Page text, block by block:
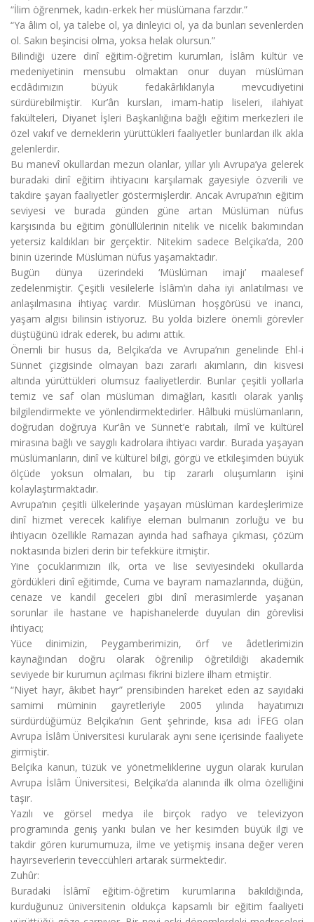
“İlim öğrenmek, kadın-erkek her müslümana farzdır.”
“Ya âlim ol, ya talebe ol, ya dinleyici ol, ya da bunları sevenlerden
ol. Sakın beşincisi olma, yoksa helak olursun.”
Bilindiği üzere dinî eğitim-öğretim kurumları, İslâm kültür ve
medeniyetinin mensubu olmaktan onur duyan müslüman
ecdâdımızın büyük fedakârlıklarıyla mevcudiyetini
sürdürebilmiştir. Kur’ân kursları, imam-hatip liseleri, ilahiyat
fakülteleri, Diyanet İşleri Başkanlığına bağlı eğitim merkezleri ile
özel vakıf ve derneklerin yürüttükleri faaliyetler bunlardan ilk akla
gelenlerdir.
Bu manevî okullardan mezun olanlar, yıllar yılı Avrupa’ya gelerek
buradaki dinî eğitim ihtiyacını karşılamak gayesiyle özverili ve
takdire şayan faaliyetler göstermişlerdir. Ancak Avrupa’nın eğitim
seviyesi ve burada günden güne artan Müslüman nüfus
karşısında bu eğitim gönüllülerinin nitelik ve nicelik bakımından
yetersiz kaldıkları bir gerçektir. Nitekim sadece Belçika’da, 200
binin üzerinde Müslüman nüfus yaşamaktadır.
Bugün dünya üzerindeki ‘Müslüman imajı’ maalesef
zedelenmiştir. Çeşitli vesilelerle İslâm’ın daha iyi anlatılması ve
anlaşılmasına ihtiyaç vardır. Müslüman hoşgörüsü ve inancı,
yaşam algısı bilinsin istiyoruz. Bu yolda bizlere önemli görevler
düştüğünü idrak ederek, bu adımı attık.
Önemli bir husus da, Belçika’da ve Avrupa’nın genelinde Ehl-i
Sünnet çizgisinde olmayan bazı zararlı akımların, din kisvesi
altında yürüttükleri olumsuz faaliyetlerdir. Bunlar çeşitli yollarla
temiz ve saf olan müslüman dimağları, kasıtlı olarak yanlış
bilgilendirmekte ve yönlendirmektedirler. Hâlbuki müslümanların,
doğrudan doğruya Kur’ân ve Sünnet’e rabıtalı, ilmî ve kültürel
mirasına bağlı ve saygılı kadrolara ihtiyacı vardır. Burada yaşayan
müslümanların, dinî ve kültürel bilgi, görgü ve etkileşimden büyük
ölçüde yoksun olmaları, bu tip zararlı oluşumların işini
kolaylaştırmaktadır.
Avrupa’nın çeşitli ülkelerinde yaşayan müslüman kardeşlerimize
dinî hizmet verecek kalifiye eleman bulmanın zorluğu ve bu
ihtiyacın özellikle Ramazan ayında had safhaya çıkması, çözüm
noktasında bizleri derin bir tefekküre itmiştir.
Yine çocuklarımızın ilk, orta ve lise seviyesindeki okullarda
gördükleri dinî eğitimde, Cuma ve bayram namazlarında, düğün,
cenaze ve kandil geceleri gibi dinî merasimlerde yaşanan
sorunlar ile hastane ve hapishanelerde duyulan din görevlisi
ihtiyacı;
Yüce dinimizin, Peygamberimizin, örf ve âdetlerimizin
kaynağından doğru olarak öğrenilip öğretildiği akademik
seviyede bir kurumun açılması fikrini bizlere ilham etmiştir.
“Niyet hayr, âkıbet hayr” prensibinden hareket eden az sayıdaki
samimi müminin gayretleriyle 2005 yılında hayatımızı
sürdürdüğümüz Belçika’nın Gent şehrinde, kısa adı İFEG olan
Avrupa İslâm Üniversitesi kurularak aynı sene içerisinde faaliyete
girmiştir.
Belçika kanun, tüzük ve yönetmeliklerine uygun olarak kurulan
Avrupa İslâm Üniversitesi, Belçika’da alanında ilk olma özelliğini
taşır.
Yazılı ve görsel medya ile birçok radyo ve televizyon
programında geniş yankı bulan ve her kesimden büyük ilgi ve
takdir gören kurumumuza, ilme ve yetişmiş insana değer veren
hayırseverlerin teveccühleri artarak sürmektedir.
Zuhûr:
Buradaki İslâmî eğitim-öğretim kurumlarına bakıldığında,
kurduğunuz üniversitenin oldukça kapsamlı bir eğitim faaliyeti